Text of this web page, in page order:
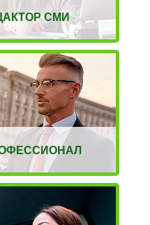
СМИ